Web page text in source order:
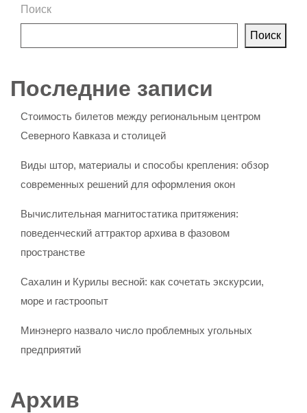
Поиск
Поиск
Последние записи
Стоимость билетов между региональным центром
Северного Кавказа и столицей
Виды штор, материалы и способы крепления: обзор
современных решений для оформления окон
Вычислительная магнитостатика притяжения:
поведенческий аттрактор архива в фазовом
пространстве
Сахалин и Курилы весной: как сочетать экскурсии,
море и гастроопыт
Минэнерго назвало число проблемных угольных
предприятий
Архив